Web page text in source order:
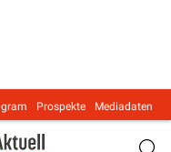
Prospekte Mediadaten